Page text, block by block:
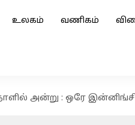
உலகம் வணிகம்
அன்று : ஒரே